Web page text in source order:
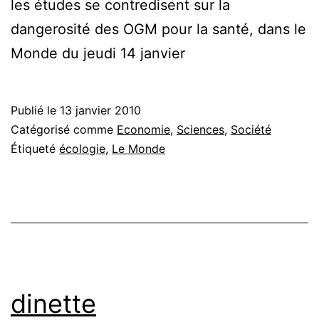
les études se contredisent sur la
dangerosité des OGM pour la santé, dans le
Monde du jeudi 14 janvier
Publié le 13 janvier 2010
Catégorisé comme Economie, Sciences, Société
Étiqueté écologie, Le Monde
dinette